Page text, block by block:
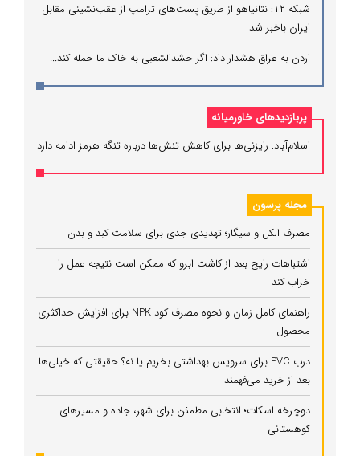
شبکه ۱۲: نتانیاهو از طریق پست‌های ترامپ از عقب‌نشینی مقابل
ایران باخبر شد
اردن به عراق هشدار داد: اگر حشدالشعبی به خاک ما حمله کند...
پربازدیدهای خاورمیانه
اسلام‌آباد: رایزنی‌ها برای کاهش تنش‌ها درباره تنگه هرمز ادامه دارد
مجله پرسون
مصرف الکل و سیگار؛ تهدیدی جدی برای سلامت کبد و بدن
اشتباهات رایج بعد از کاشت ابرو که ممکن است نتیجه عمل را
خراب کند
راهنمای کامل زمان و نحوه مصرف کود NPK برای افزایش حداکثری
محصول
درب PVC برای سرویس بهداشتی بخریم یا نه؟ حقیقتی که خیلی‌ها
بعد از خرید می‌فهمند
دوچرخه اسکات؛ انتخابی مطمئن برای شهر، جاده و مسیرهای
کوهستانی